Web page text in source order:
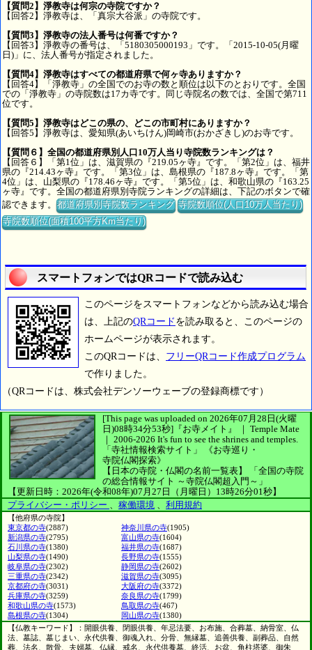
【質問2】淨教寺は何宗の寺院ですか？
【回答2】淨教寺は、「真宗大谷派」の寺院です。
【質問3】淨教寺の法人番号は何番ですか？
【回答3】淨教寺の番号は、「5180305000193」です。「2015-10-05(月曜
日)」に、法人番号が指定されました。
【質問4】淨教寺はすべての都道府県で何ヶ寺ありますか？
【回答4】「淨教寺」の全国でのお寺の数と順位は以下のとおりです。全国
での「淨教寺」の寺院数は17カ寺です。同じ寺院名の数では、全国で第711
位です。
【質問5】淨教寺はどこの県の、どこの市町村にありますか？
【回答5】淨教寺は、愛知県(あいちけん)岡崎市(おかざきし)のお寺です。
【質問６】全国の都道府県別人口10万人当り寺院数ランキングは？
【回答６】「第1位」は、滋賀県の『219.05ヶ寺』です。「第2位」は、福井
県の『214.43ヶ寺』です。「第3位」は、島根県の『187.8ヶ寺』です。「第
4位」は、山梨県の『178.46ヶ寺』です。「第5位」は、和歌山県の『163.25
ヶ寺』です。全国の都道府県別寺院ランキングの詳細は、下記のボタンで確
認できます。都道府県別寺院数ランキング 寺院数順位(人口10万人当たり)
寺院数順位(面積100平方Km当たり)
スマートフォンではQRコードで読み込む
このページをスマートフォンなどから読み込む場合
は、上記のQRコード を読み取ると、このページの
ホームページが表示されます。
このQRコードは、 フリーQRコード作成プログラム
で作りました。
（QRコードは、株式会社デンソーウェーブの登録商標です）
[This page was uploaded on 2026年07月28日(火曜
日)08時34分53秒] 『お寺メイト』 ｜ Temple Mate
｜ 2006-2026 It's fun to see the shrines and temples.
「寺社情報検索サイト」
《お寺巡り・
寺院仏閣探索》
【日本の寺院・仏閣の名前一覧表】
「全国の寺院
の総合情報サイト ～寺院仏閣超入門～」
【更新日時：2026年(令和08年)07月27日（月曜日）13時26分01秒】
プライバシー・ポリシー 、 稼働環境 、 利用規約
【他府県の寺院】
東京都の寺(2887) 神奈川県の寺(1905)
新潟県の寺(2795) 富山県の寺(1604)
石川県の寺(1380) 福井県の寺(1687)
山梨県の寺(1490) 長野県の寺(1555)
岐阜県の寺(2302) 静岡県の寺(2602)
三重県の寺(2342) 滋賀県の寺(3095)
京都府の寺(3031) 大阪府の寺(3372)
兵庫県の寺(3259) 奈良県の寺(1799)
和歌山県の寺(1573) 鳥取県の寺(467)
島根県の寺(1304) 岡山県の寺(1380)
【仏教キーワード】：開眼供養、閉眼供養、年忌法要、お布施、合葬墓、納骨室、仏
法、墓誌、墓じまい、永代供養、御魂入れ、分骨、無縁墓、追善供養、副葬品、自然
葬、法名、散骨、夫婦墓、仏縁、戒名、永代供養墓、終活、お盆、角柱塔婆、御朱